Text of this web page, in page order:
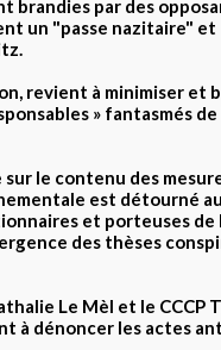
brandies par des
un "passe nazitaire"
revient à minimiser et
» fantasmés
le contenu des
est détourné
et porteuses
des thèses
Le Mèl et le
à dénoncer les actes